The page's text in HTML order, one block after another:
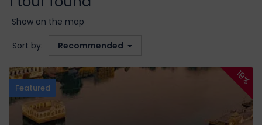
Show on the map
Sort by: Recommended
Featured
19%